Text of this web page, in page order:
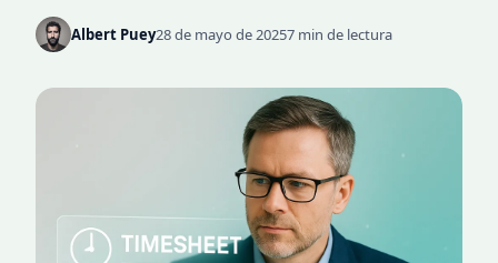
Albert Puey28 de mayo de 20257 min de lectura